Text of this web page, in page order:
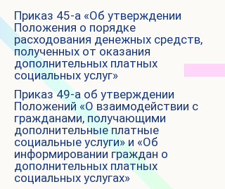
Приказ 45-а «Об утверждении
Положения о порядке
расходования денежных средств,
полученных от оказания
дополнительных платных
социальных услуг»
Приказ 49-а об утверждении
Положений «О взаимодействии с
гражданами, получающими
дополнительные платные
социальные услуги» и «Об
информировании граждан о
дополнительных платных
социальных услугах»